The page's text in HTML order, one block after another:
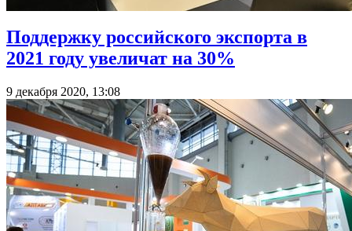
Поддержку российского экспорта в
2021 году увеличат на 30%
9 декабря 2020, 13:08